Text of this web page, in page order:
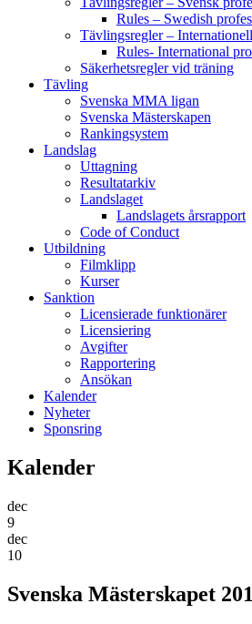
Rules – Swedish
Tävlingsregler –
Rules- International
Säkerhetsregler vid träning
Tävling
Svenska MMA ligan
Svenska Mästerskapen
Rankingsystem
Landslag
Uttagning
Resultatarkiv
Landslaget
Landslagets årsrapport
Code of Conduct
Utbildning
Filmklipp
Kurser
Sanktion
Licensierade funktionärer
Licensiering
Avgifter
Rapportering
Ansökan
Kalender
Nyheter
Sponsring
Kalender
dec
9
dec
10
Svenska Mästerskapet